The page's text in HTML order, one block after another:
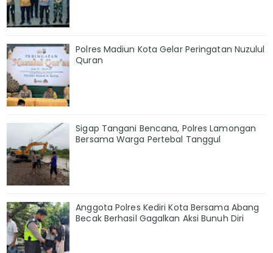
Polres Madiun Kota Gelar Peringatan Nuzulul
Quran
Sigap Tangani Bencana, Polres Lamongan
Bersama Warga Pertebal Tanggul
Anggota Polres Kediri Kota Bersama Abang
Becak Berhasil Gagalkan Aksi Bunuh Diri